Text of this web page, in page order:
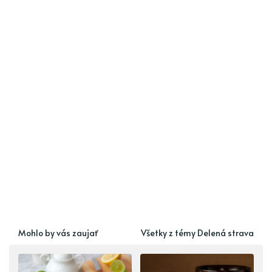
Mohlo by vás zaujať Všetky z témy Delená strava